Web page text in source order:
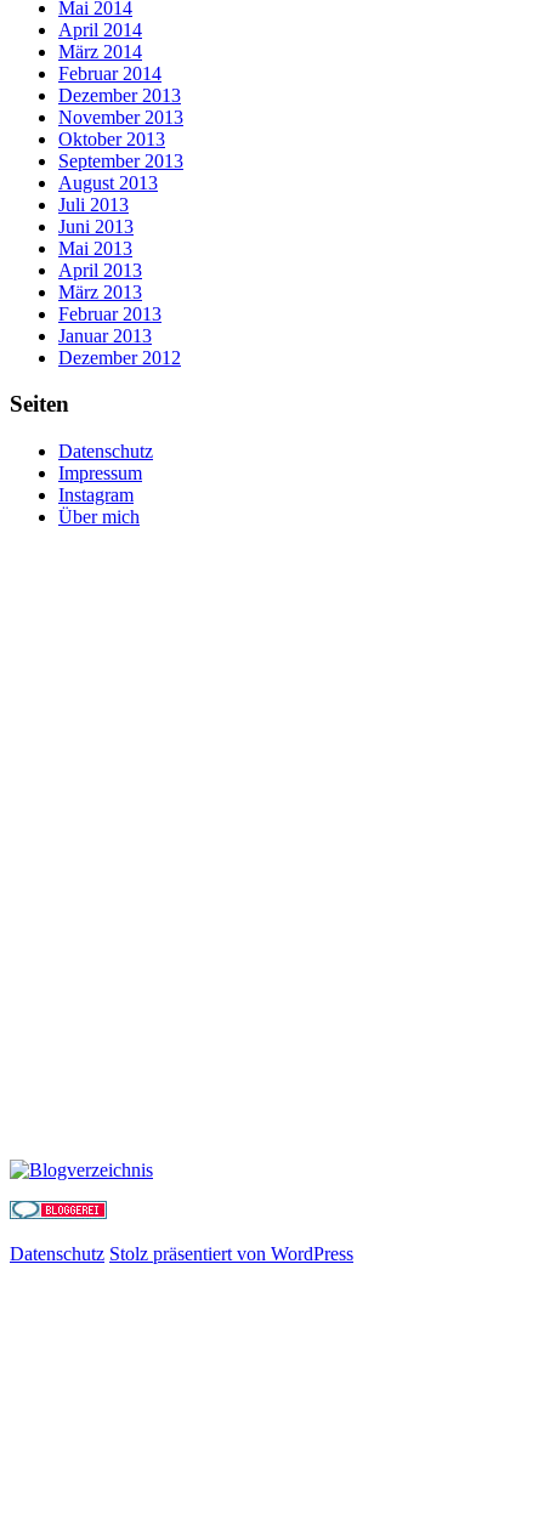
Mai 2014
April 2014
März 2014
Februar 2014
Dezember 2013
November 2013
Oktober 2013
September 2013
August 2013
Juli 2013
Juni 2013
Mai 2013
April 2013
März 2013
Februar 2013
Januar 2013
Dezember 2012
Seiten
Datenschutz
Impressum
Instagram
Über mich
Datenschutz Stolz präsentiert von WordPress